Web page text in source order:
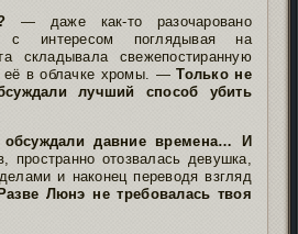
— даже как-то разочаровано
с интересом поглядывая на
складывала свежепостиранную
её в облачке хромы. —Только не
лучший способ убить
давние времена… И
отозвалась девушка,
и наконец переводя взгляд
Разве Люнэ не требовалась твоя